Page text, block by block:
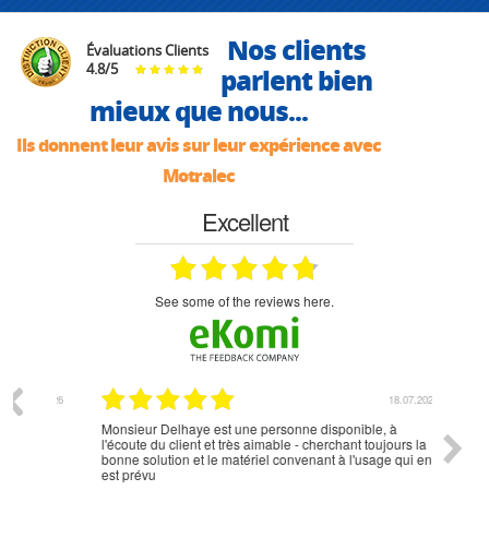
Évaluations Clients
4.8/5
Nos clients
parlent bien
mieux que nous...
Ils donnent leur avis sur leur expérience avec
Motralec
Excellent
see some of the reviews here.
18.07.2026
Monsieur Delhaye est une personne disponible, à
l'écoute du client et très aimable - cherchant toujours la
bonne solution et le matériel convenant à l'usage qui en
est prévu